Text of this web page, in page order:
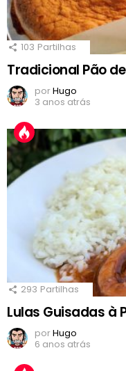
103 Partilhas
Tradicional Pão
porHugo
3 anos atrás
293 Partilhas
Lulas Guisadas à
porHugo
6 anos atrás